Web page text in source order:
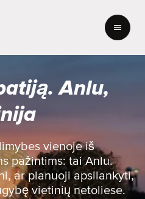
Anlu,
vienoje iš
pažintims: tai Anlu.
ar planuoji apsilankyti,
vietinių netoliese.